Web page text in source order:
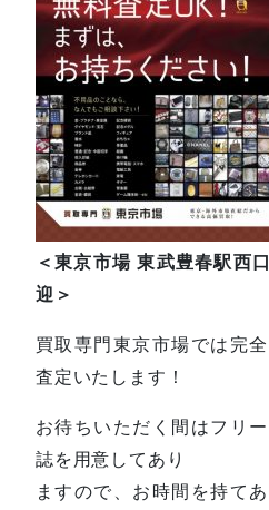
＜東京市場 東武豊春駅西
迎＞
買取専門東京市場では完
査定いたします！
お待ちいただく間はフリ
誌を用意してあり
ますので、お時間を持て